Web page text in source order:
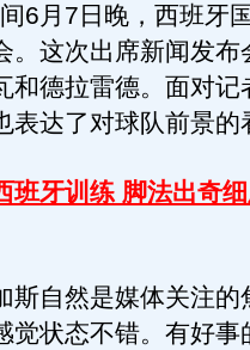
6月7日晚，西班牙
。这次出席新闻发布
和德拉雷德。面对记
表达了对球队前景的
班牙训练 脚法出奇
自然是媒体关注的
觉状态不错。有好事